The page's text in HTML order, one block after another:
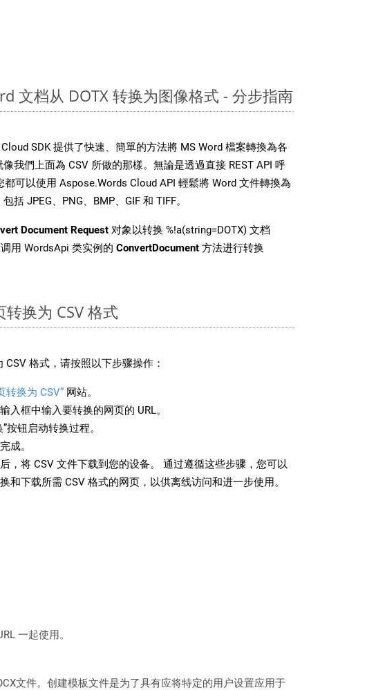
文档从 DOTX 转换为图像格式 - 分步指南
SDK 提供了快速、簡單的方法將 MS Word 檔案轉換為各
我們上面為 CSV 所做的那樣。無論是透過直接 REST API 呼
都可以使用 Aspose.Words Cloud API 輕鬆將 Word 文件轉換為
括 JPEG、PNG、BMP、GIF 和 TIFF。
Document Request 对象以转换 %!a(string=DOTX) 文档
调用 WordsApi 类实例的 ConvertDocument 方法进行转换
换为 CSV 格式
CSV 格式，请按照以下步骤操作：
转换为 CSV” 网站。
入框中输入要转换的网页的 URL。
按钮启动转换过程。
成。
，将 CSV 文件下载到您的设备。 通过遵循这些步骤，您可以
和下载所需 CSV 格式的网页，以供离线访问和进一步使用。
一起使用。
文件。创建模板文件是为了具有应将特定的用户设置应用于